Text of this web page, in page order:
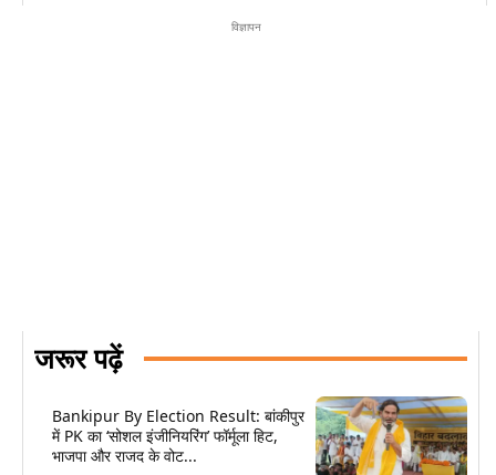
विज्ञापन
जरूर पढ़ें
Bankipur By Election Result: बांकीपुर
में PK का ‘सोशल इंजीनियरिंग’ फॉर्मूला हिट,
भाजपा और राजद के वोट...